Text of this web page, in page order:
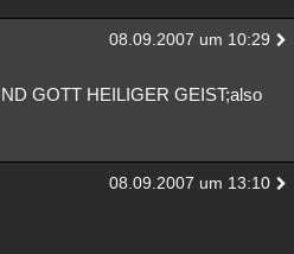
08.09.2007 um 10:29
GOTT HEILIGER GEIST;also
08.09.2007 um 13:10